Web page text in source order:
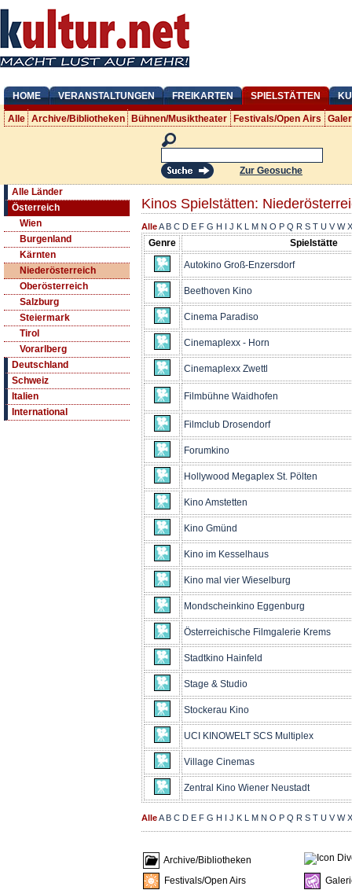
HOME VERANSTALTUNGEN FREIKARTEN SPIELSTÄTTEN
Alle Archive/Bibliotheken Bühnen/Musiktheater Festivals/Open Airs
Zur Geosuche
Alle Länder
Österreich
Wien
Burgenland
Kärnten
Niederösterreich
Oberösterreich
Salzburg
Steiermark
Tirol
Vorarlberg
Deutschland
Schweiz
Italien
International
Kinos Spielstätten:
AlleA B C D E F G H I J K L M N O P Q R S T U V W X
Genre
Spielstätte
Autokino Groß-Enzersdorf
Beethoven Kino
Cinema Paradiso
Cinemaplexx - Horn
Cinemaplexx Zwettl
Filmbühne Waidhofen
Filmclub Drosendorf
Forumkino
Hollywood Megaplex St. Pölten
Kino Amstetten
Kino Gmünd
Kino im Kesselhaus
Kino mal vier Wieselburg
Mondscheinkino Eggenburg
Österreichische Filmgalerie Krems
Stadtkino Hainfeld
Stage & Studio
Stockerau Kino
UCI KINOWELT SCS Multiplex
Village Cinemas
Zentral Kino Wiener Neustadt
AlleA B C D E F G H I J K L M N O P Q R S T U V W X
Archive/Bibliotheken
Festivals/Open Airs